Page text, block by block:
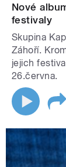
Nové
festivaly
Skupina
Záhoří.
jejich
26.června.